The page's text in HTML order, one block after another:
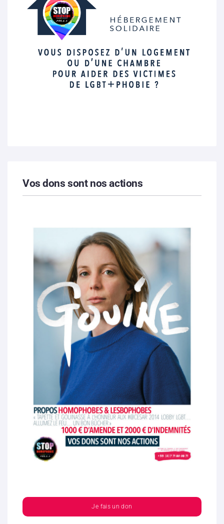
Vos dons sont nos actions
Je fais un don